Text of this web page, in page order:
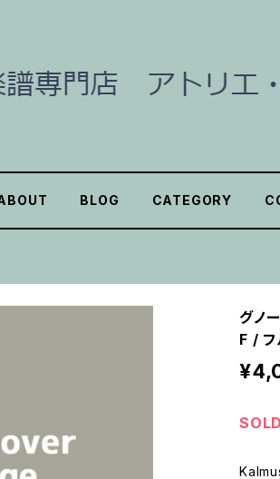
BLOG CATEGORY
グノ
F / フ